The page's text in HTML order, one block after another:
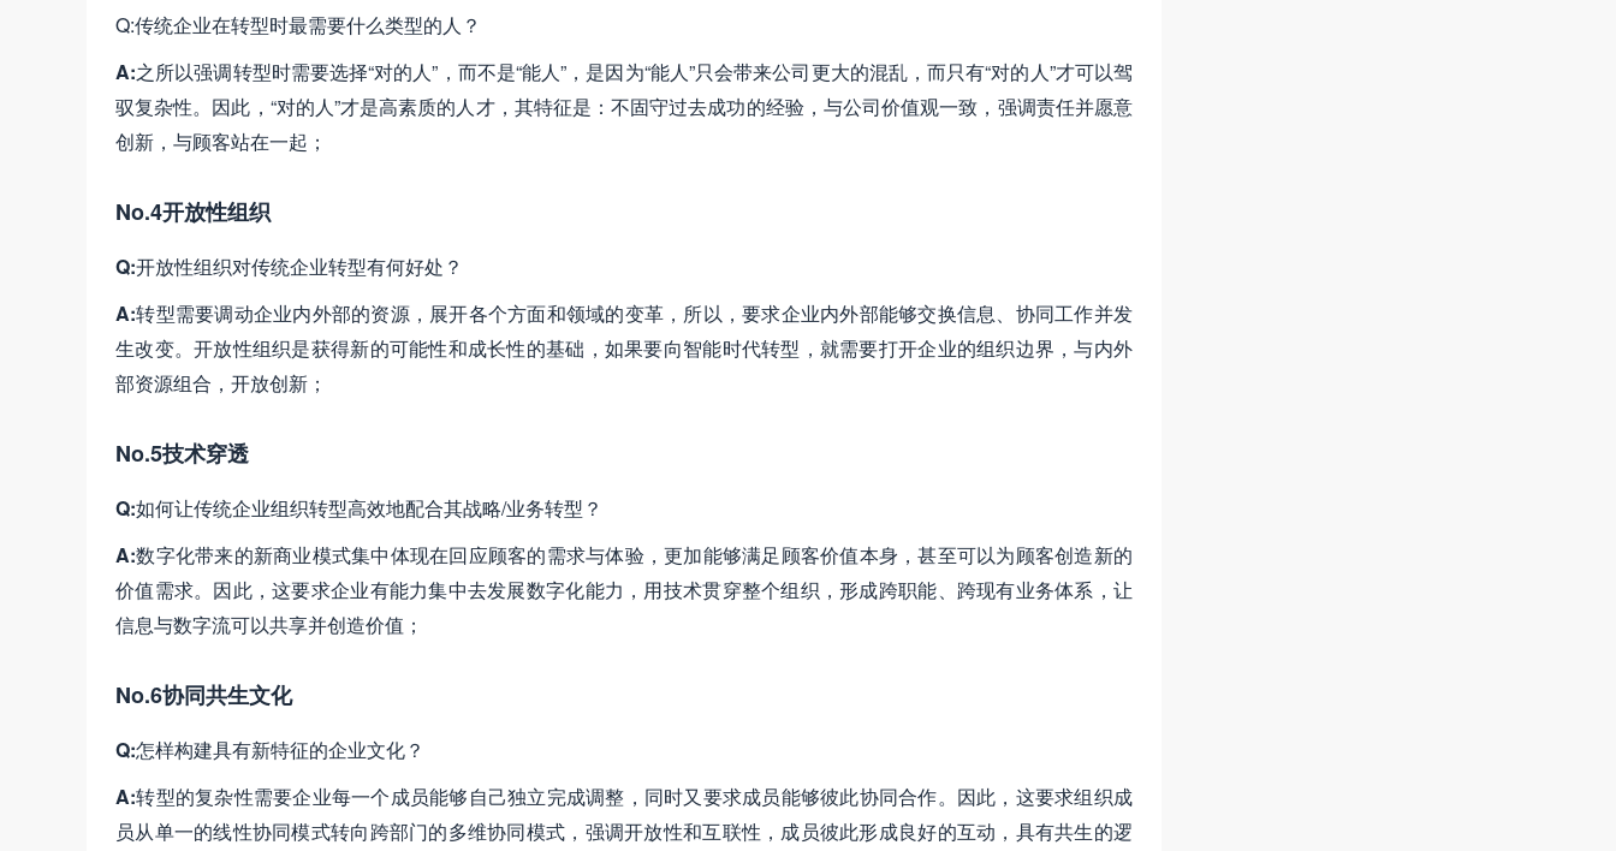
Q:传统企业在转型时最需要什么类型的人？
A:之所以强调转型时需要选择“对的人”，而不是“能人”，是因为“能人”只会带来公司更大的混乱，而只有“对的人”才可以驾
驭复杂性。因此，“对的人”才是高素质的人才，其特征是：不固守过去成功的经验，与公司价值观一致，强调责任并愿意
创新，与顾客站在一起；
No.4开放性组织
Q:开放性组织对传统企业转型有何好处？
A:转型需要调动企业内外部的资源，展开各个方面和领域的变革，所以，要求企业内外部能够交换信息、协同工作并发
生改变。开放性组织是获得新的可能性和成长性的基础，如果要向智能时代转型，就需要打开企业的组织边界，与内外
部资源组合，开放创新；
No.5技术穿透
Q:如何让传统企业组织转型高效地配合其战略/业务转型？
A:数字化带来的新商业模式集中体现在回应顾客的需求与体验，更加能够满足顾客价值本身，甚至可以为顾客创造新的
价值需求。因此，这要求企业有能力集中去发展数字化能力，用技术贯穿整个组织，形成跨职能、跨现有业务体系，让
信息与数字流可以共享并创造价值；
No.6协同共生文化
Q:怎样构建具有新特征的企业文化？
A:转型的复杂性需要企业每一个成员能够自己独立完成调整，同时又要求成员能够彼此协同合作。因此，这要求组织成
员从单一的线性协同模式转向跨部门的多维协同模式，强调开放性和互联性，成员彼此形成良好的互动，具有共生的逻